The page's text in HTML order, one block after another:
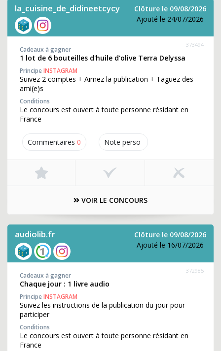
la_cuisine_de_didineetcycy
Clôture le 09/08/2026
Ajouté le 24/07/2026
Commentaires 0 Note perso
373494
Cadeaux à gagner
1 lot de 6 bouteilles d'huile d'olive Terra Delyssa
PrincipeINSTAGRAM
Suivez 2 comptes + Aimez la publication + Taguez des
ami(e)s
Conditions
Le concours est ouvert à toute personne résidant en
France
VOIR LE CONCOURS
audiolib.fr
Clôture le 09/08/2026
Ajouté le 16/07/2026
372985
Cadeaux à gagner
Chaque jour : 1 livre audio
PrincipeINSTAGRAM
Suivez les instructions de la publication du jour pour
participer
Conditions
Le concours est ouvert à toute personne résidant en
France